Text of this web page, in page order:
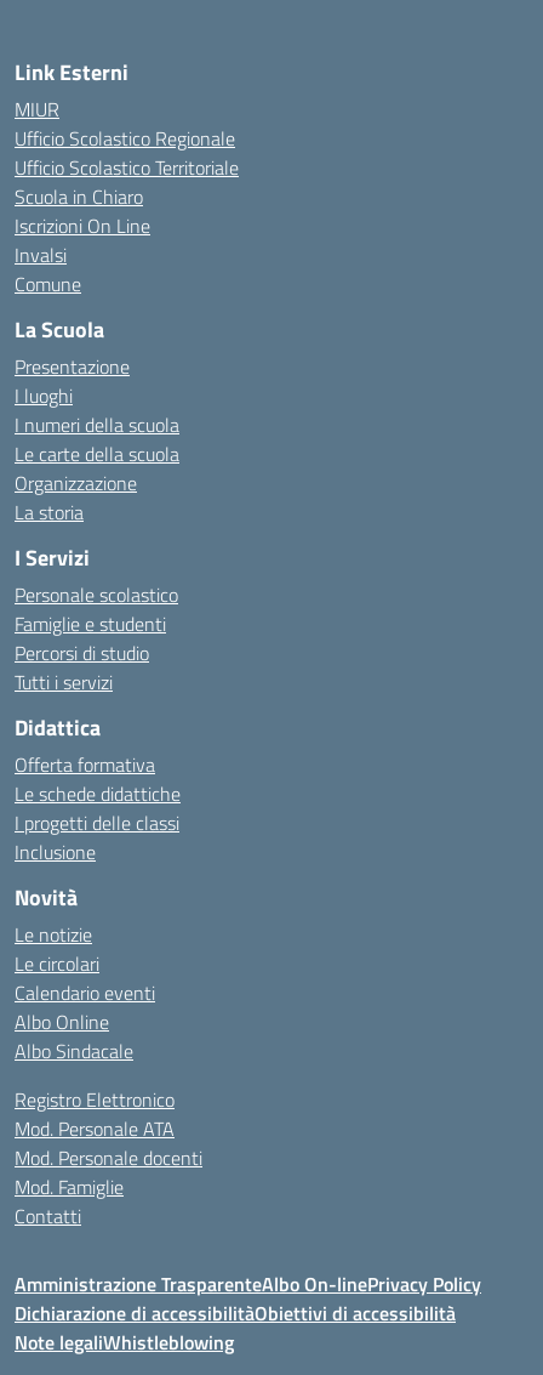
Link Esterni
MIUR
Ufficio Scolastico Regionale
Ufficio Scolastico Territoriale
Scuola in Chiaro
Iscrizioni On Line
Invalsi
Comune
La Scuola
Presentazione
I luoghi
I numeri della scuola
Le carte della scuola
Organizzazione
La storia
I Servizi
Personale scolastico
Famiglie e studenti
Percorsi di studio
Tutti i servizi
Didattica
Offerta formativa
Le schede didattiche
I progetti delle classi
Inclusione
Novità
Le notizie
Le circolari
Calendario eventi
Albo Online
Albo Sindacale
Registro Elettronico
Mod. Personale ATA
Mod. Personale docenti
Mod. Famiglie
Contatti
Amministrazione TrasparenteAlbo On-linePrivacy Policy
Dichiarazione di accessibilitàObiettivi di accessibilità
Note legaliWhistleblowing